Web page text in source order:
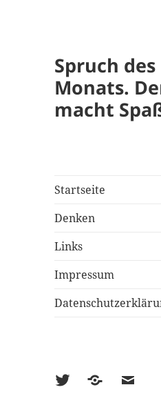
Spruch des
Monats.
macht
Startseite
Denken
Links
Impressum
Twitter500pxE-